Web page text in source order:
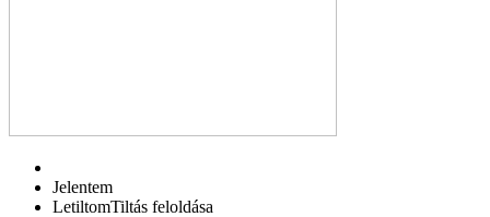
Jelentem
LetiltomTiltás feloldása